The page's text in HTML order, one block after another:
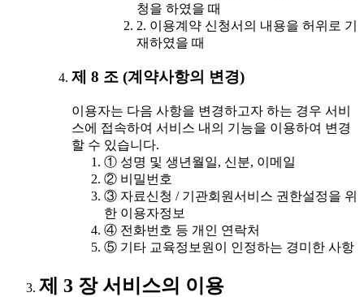
청을 하였을 때
2. 이용계약 신청서의 내용을 허위로 기
재하였을 때
제 8 조 (계약사항의 변경)
이용자는 다음 사항을 변경하고자 하는 경우 서비
스에 접속하여 서비스 내의 기능을 이용하여 변경
할 수 있습니다.
① 성명 및 생년월일, 신분, 이메일
② 비밀번호
③ 자료신청 / 기관회원서비스 권한설정을 위
한 이용자정보
④ 전화번호 등 개인 연락처
⑤ 기타 교육정보원이 인정하는 경미한 사항
제 3 장 서비스의 이용